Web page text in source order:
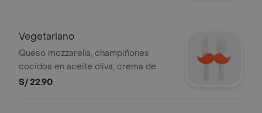
Vegetariano
Queso mozzarella, champiñones
cocidos en aceite oliva, crema de
pimiento morrón soasado, zapallito
S/ 22.90